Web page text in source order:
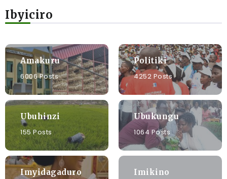
Ibyiciro
Amakuru
6006 Posts
Politiki
4252 Posts
Ubuhinzi
155 Posts
Ubukungu
1064 Posts
Imyidagaduro
Imikino